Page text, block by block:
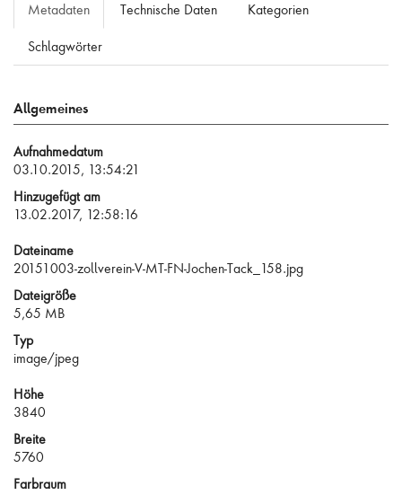
Metadaten Technische Daten Kategorien
Schlagwörter
Allgemeines
Aufnahmedatum
03.10.2015, 13:54:21
Hinzugefügt am
13.02.2017, 12:58:16
Dateiname
20151003-zollverein-V-MT-FN-Jochen-Tack_158.jpg
Dateigröße
5,65 MB
Typ
image/jpeg
Höhe
3840
Breite
5760
Farbraum